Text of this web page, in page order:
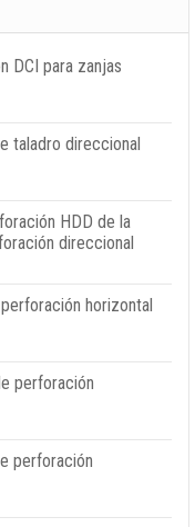
DCI para zanjas
taladro direccional
HDD de la
direccional
horizontal
perforación
perforación